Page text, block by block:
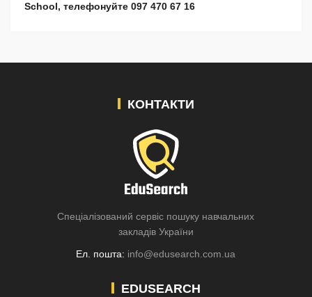
School, телефонуйте 097 470 67 16
КОНТАКТИ
Спеціалізований сервіс пошуку навчальних
закладів України
Ел. пошта: info@edusearch.com.ua
EDUSEARCH